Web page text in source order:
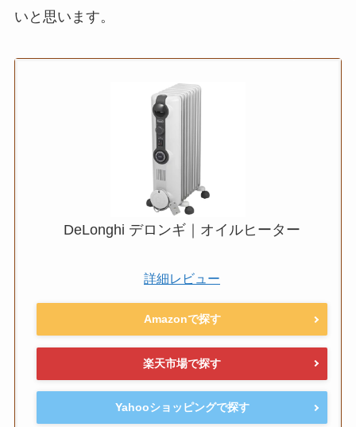
いと思います。
DeLonghi デロンギ｜オイルヒーター
詳細レビュー
Amazonで探す
楽天市場で探す
Yahooショッピングで探す